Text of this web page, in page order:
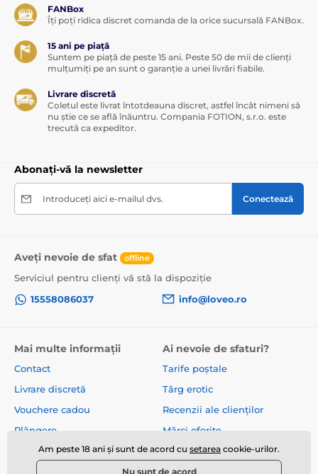
FANBox
Îți poți ridica discret comanda de la orice sucursală FANBox.
15 ani pe piață
Suntem pe piață de peste 15 ani. Peste 50 de mii de clienți
mulțumiți pe an sunt o garanție a unei livrări fiabile.
Livrare discretă
Coletul este livrat întotdeauna discret, astfel încât nimeni să
nu știe ce se află înăuntru. Compania FOTION, s.r.o. este
trecută ca expeditor.
Abonați-vă la newsletter
Introduceți aici e-mailul dvs. Conectează
Aveți nevoie de sfat offline
Serviciul pentru clienți vă stă la dispoziție
15558086037
info@loveo.ro
Mai multe informații
Contact
Livrare discretă
Vouchere cadou
Plângere
Despre noi
Ai nevoie de sfaturi?
Tarife poștale
Târg erotic
Recenzii ale clienților
Mărci oferite
Termeni și condiții
Am peste 18 ani și sunt de acord cu setarea cookie-urilor.
Nu sunt de acord